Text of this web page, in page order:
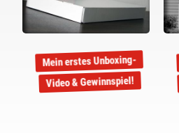
Mein erstes Unboxing-
Video & Gewinnspiel!